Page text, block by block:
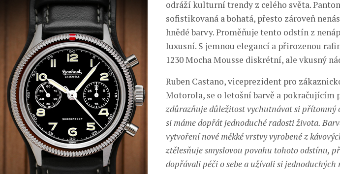
odráží kulturní trendy z celého světa.
sofistikovaná a bohatá, přesto zároveň
hnědé barvy. Proměňuje tento odstín z
luxusní. S jemnou elegancí a přirozenou
1230 Mocha Mousse diskrétní, ale vkusný
Ruben Castano, viceprezident pro
Motorola, se o letošní barvě a pokračujícím
zdůrazňuje důležitost vychutnávat si přítomný
si máme dopřát jednoduché radosti života.
vytvoření nové měkké vrstvy vyrobené z
ztělesňuje smyslovou povahu tohoto odstínu,
dopřávali péči o sebe a užívali si jednoduchých